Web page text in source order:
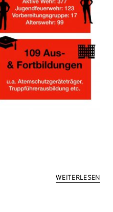
WEITERLESEN